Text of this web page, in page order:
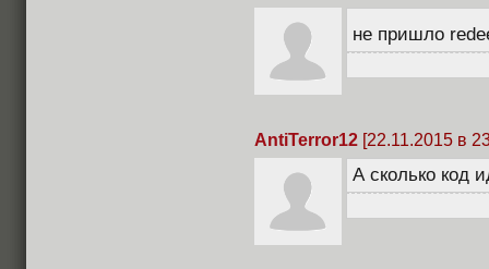
не пришло
AntiTerror12 [22.11.2015 в
А сколько код